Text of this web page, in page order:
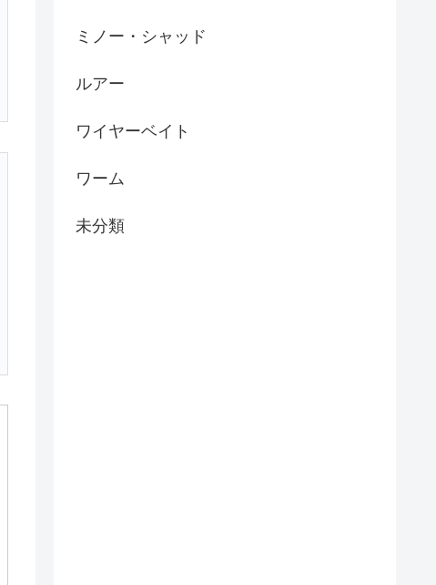
ミノー・シャッド
ルアー
ワイヤーベイト
ワーム
未分類